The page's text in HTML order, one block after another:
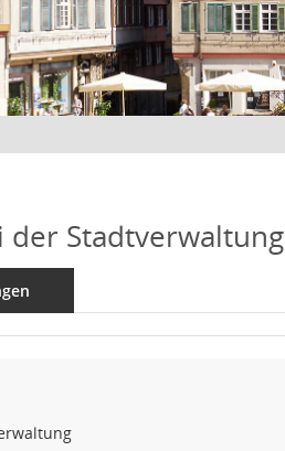
der Stadtverwaltung